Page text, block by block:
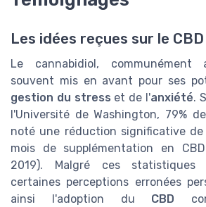
Les idées reçues sur le
Le cannabidiol, communément
souvent mis en avant pour ses
gestion du stress et de l'anxiété.
l'Université de Washington, 79%
noté une réduction significative
mois de supplémentation en
2019). Malgré ces statistiques
certaines perceptions erronées
ainsi l'adoption du CBD